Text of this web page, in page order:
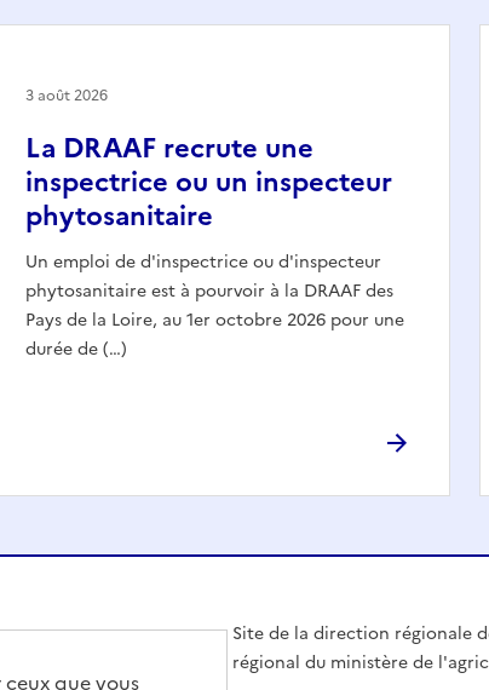
que vous
La DRAAF recrute une
inspectrice ou un inspecteur
phytosanitaire
Un emploi de d'inspectrice ou d'inspecteur
phytosanitaire est à pourvoir à la DRAAF des
Pays de la Loire, au 1er octobre 2026 pour une
durée de (…)
3 août 2026
Site de la direction régionale
régional du ministère de